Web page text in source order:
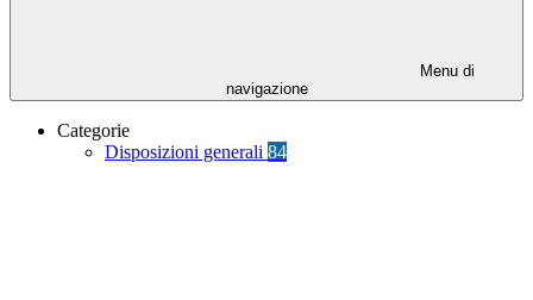
Menu di
navigazione
Categorie
Disposizioni generali 84